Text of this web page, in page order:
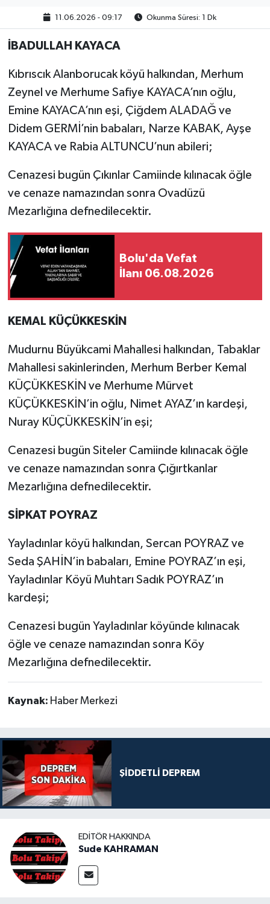
11.06.2026 - 09:17 Okunma Süresi: 1 Dk
İBADULLAH KAYACA
Kıbrıscık Alanborucak köyü halkından, Merhum
Zeynel ve Merhume Safiye KAYACA’nın oğlu,
Emine KAYACA’nın eşi, Çiğdem ALADAĞ ve
Didem GERMİ’nin babaları, Narze KABAK, Ayşe
KAYACA ve Rabia ALTUNCU’nun abileri;
Cenazesi bugün Çıkınlar Camiinde kılınacak öğle
ve cenaze namazından sonra Ovadüzü
Mezarlığına defnedilecektir.
Bolu'da Vefat
İlanı 06.08.2026
KEMAL KÜÇÜKKESKİN
Mudurnu Büyükcami Mahallesi halkından, Tabaklar
Mahallesi sakinlerinden, Merhum Berber Kemal
KÜÇÜKKESKİN ve Merhume Mürvet
KÜÇÜKKESKİN’in oğlu, Nimet AYAZ’ın kardeşi,
Nuray KÜÇÜKKESKİN’in eşi;
Cenazesi bugün Siteler Camiinde kılınacak öğle
ve cenaze namazından sonra Çığırtkanlar
Mezarlığına defnedilecektir.
SİPKAT POYRAZ
Yayladınlar köyü halkından, Sercan POYRAZ ve
Seda ŞAHİN’in babaları, Emine POYRAZ’ın eşi,
Yayladınlar Köyü Muhtarı Sadık POYRAZ’ın
kardeşi;
Cenazesi bugün Yayladınlar köyünde kılınacak
öğle ve cenaze namazından sonra Köy
Mezarlığına defnedilecektir.
Kaynak: Haber Merkezi
ŞİDDETLİ DEPREM
EDITÖR HAKKINDA
Sude KAHRAMAN